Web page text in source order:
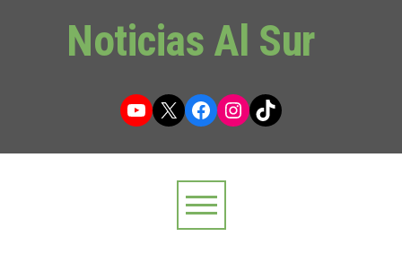
Noticias Al Sur
YouTube
X Facebook
Instagram
TikTok